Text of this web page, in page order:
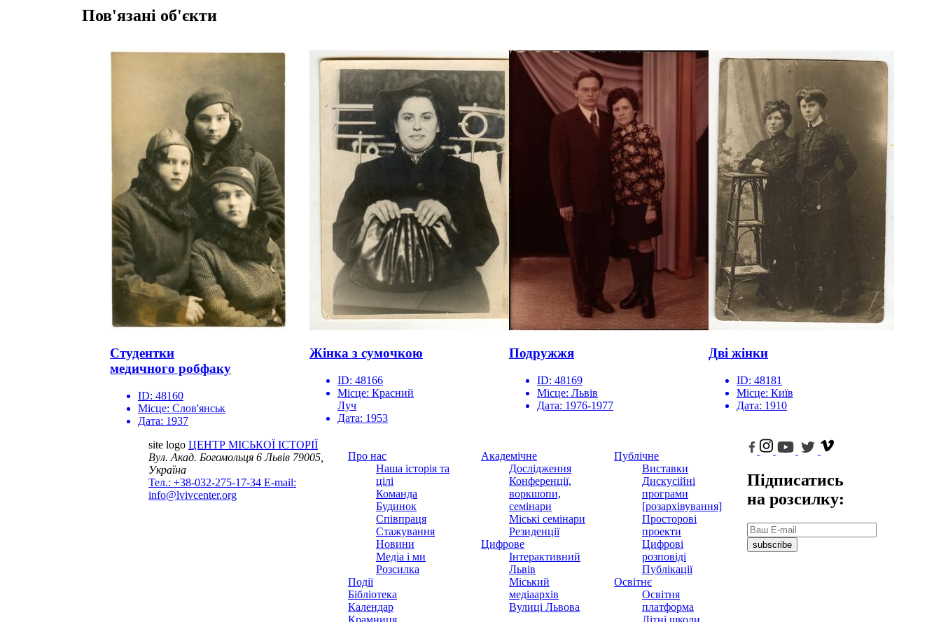
Пов'язані об'єкти
Студентки
медичного робфаку
ID: 48160
Місце: Слов'янськ
Дата: 1937
Жінка з сумочкою
ID: 48166
Місце: Красний
Луч
Дата: 1953
Подружжя
ID: 48169
Місце: Львів
Дата: 1976-1977
Дві жінки
ID: 48181
Місце: Київ
Дата: 1910
site logo ЦЕНТР МІСЬКОЇ ІСТОРІЇ
Вул. Акад. Богомольця 6Львів 79005,
Україна
Тел.: +38-032-275-17-34 E-mail:
info@lvivcenter.org
Про нас
Наша історія та
цілі
Команда
Будинок
Співпраця
Стажування
Новини
Медіа і ми
Розсилка
Події
Бібліотека
Календар
Крамниця
Академічне
Дослідження
Конференції,
воркшопи,
семінари
Міські семінари
Резиденції
Цифрове
Інтерактивний
Львів
Міський
медіаархів
Вулиці Львова
Публічне
Виставки
Дискусійні
програми
[розархівування]
Просторові
проекти
Цифрові
розповіді
Публікації
Освітнє
Освітня
платформа
Літні школи
Підписатись
на розсилку:
subscribe